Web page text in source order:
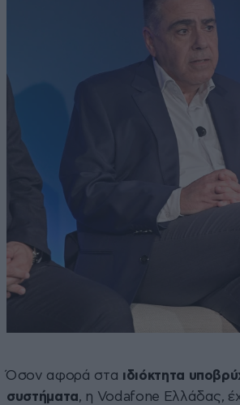
Όσον αφορά στα ιδιόκτητα
συστήματα, η Vodafone Ελλάδας,